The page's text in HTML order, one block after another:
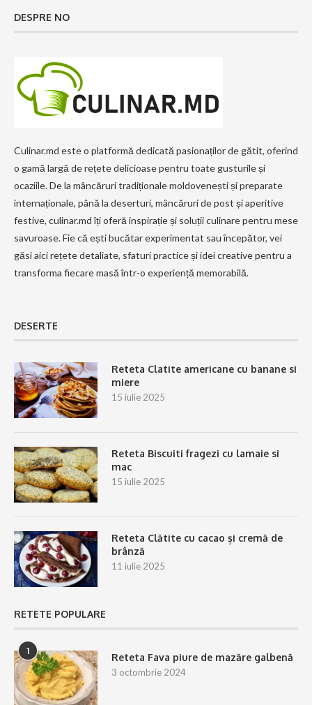
DESPRE NO
Culinar.md este o platformă dedicată pasionaților de gătit, oferind
o gamă largă de rețete delicioase pentru toate gusturile și
ocaziile. De la mâncăruri tradiționale moldovenești și preparate
internaționale, până la deserturi, mâncăruri de post și aperitive
festive, culinar.md îți oferă inspirație și soluții culinare pentru mese
savuroase. Fie că ești bucătar experimentat sau începător, vei
găsi aici rețete detaliate, sfaturi practice și idei creative pentru a
transforma fiecare masă într-o experiență memorabilă.
DESERTE
Reteta Clatite americane cu banane si
miere
15 iulie 2025
Reteta Biscuiti fragezi cu lamaie si
mac
15 iulie 2025
Reteta Clătite cu cacao și cremă de
brânză
11 iulie 2025
RETETE POPULARE
1
Reteta Fava piure de mazăre galbenă
3 octombrie 2024